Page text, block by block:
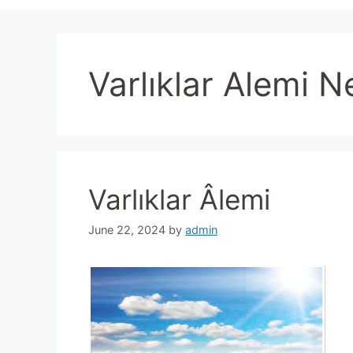
Varlıklar Alemi
Varlıklar Âlemi
June 22, 2024 by admin